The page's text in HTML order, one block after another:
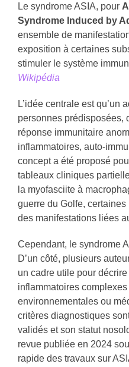
Le syndrome ASIA, pour
Syndrome Induced by
ensemble de
exposition à certaines
stimuler le système
Wikipédia
L’idée centrale est qu’un
personnes prédisposées,
réponse immunitaire
inflammatoires, auto-
concept a été proposé
tableaux cliniques
la myofasciite à
guerre du Golfe,
des manifestations liées
Cependant, le syndrome
D’un côté, plusieurs
un cadre utile pour
inflammatoires
environnementales ou
critères diagnostiques
validés et son statut
revue publiée en 2024
rapide des travaux sur